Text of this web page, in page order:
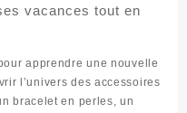
vacances tout en
apprendre une nouvelle
l’univers des accessoires
bracelet en perles, un